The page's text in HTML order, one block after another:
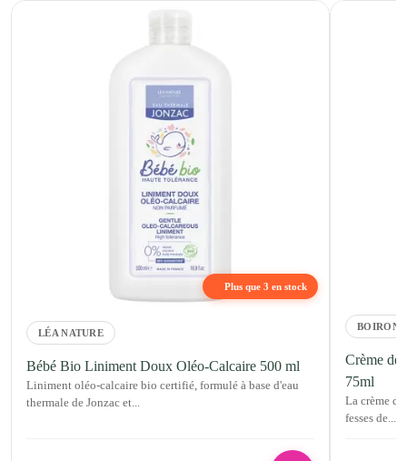
Plus que 3 en stock
LÉA NATURE
Bébé Bio Liniment Doux Oléo-Calcaire 500 ml
Liniment oléo-calcaire bio certifié, formulé à base d'eau
thermale de Jonzac et...
BOIRON
Crème de
75ml
La crème
fesses de...